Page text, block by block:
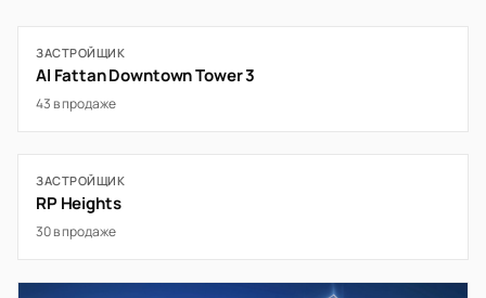
ЗАСТРОЙЩИК
Al Fattan Downtown Tower 3
43 в продаже
ЗАСТРОЙЩИК
RP Heights
30 в продаже